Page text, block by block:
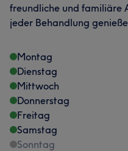
freundliche und familiäre
jeder Behandlung
Montag
Dienstag
Mittwoch
Donnerstag
Freitag
Samstag
Sonntag